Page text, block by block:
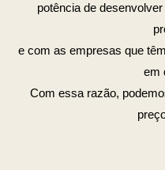
potência de
e com as empresas que
em
Com essa razão,